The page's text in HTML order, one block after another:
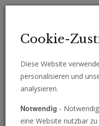
Erhalten Sie wichtige
Cookie-
Diese Website
personalisieren und
analysieren.
Notwendig -
eine Website nutzbar